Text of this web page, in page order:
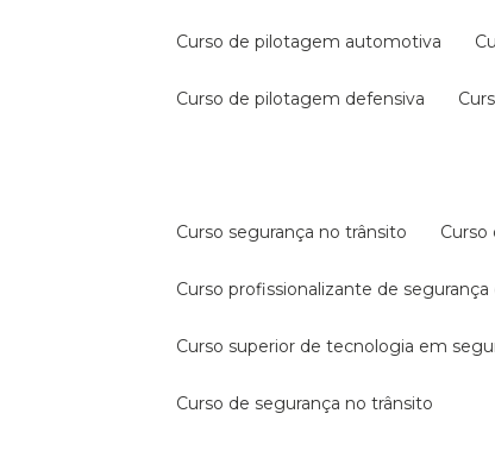
curso de pilotagem automotiva
curso de pilotagem defensiva
curso segurança no trânsito
curso profissionalizante de
curso superior de tecnologia em
curso de segurança no trânsito